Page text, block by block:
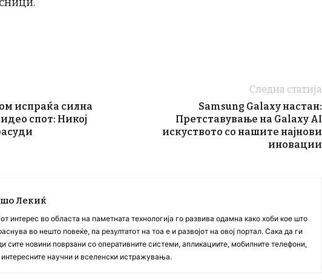
испраќа силна
спот: Никој
Следна статија
Samsung Galaxy настан:
Претставување на Galaxy AI
искуството со нашите најнови
иновации
Лекиќ
интерес во областа на паметната технологија го развива одамна како хоби кое што
во нешто повеќе, па резултатот на тоа е и развојот на овој портал. Сака да ги
сите новини поврзани со оперативните системи, апликациите, мобилните телефони,
интересните научни и вселенски истражувања.